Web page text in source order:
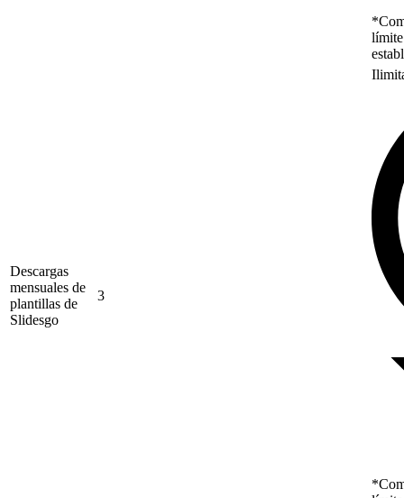
Descargas
mensuales de
plantillas de
Slidesgo
3